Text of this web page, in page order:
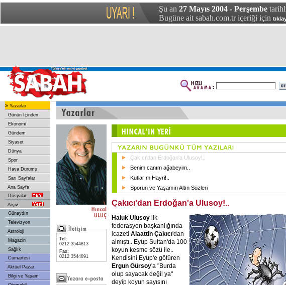
Şu an 27 Mayıs 2004 - Perşembe
Bugüne ait sabah.com.tr içeriği için
» Yazarlar
Günün İçinden
Ekonomi
Gündem
Siyaset
Dünya
Spor
Hava Durumu
Sarı Sayfalar
Ana Sayfa
Dosyalar
Arşiv
Günaydın
Televizyon
Astroloji
Magazin
Sağlık
Cumartesi
Aktüel Pazar
Bilgi ve Yaşam
Tel:
0212 3544813
Fax:
0212 3544891
Çakıcı'dan Erdoğan'a Ulusoy!..
Benim canım ağabeyim..
Kutlarım Hayri!..
Sporun ve Yaşamın Altın Sözleri
Çakıcı'dan Erdoğan'a Ulusoy!..
Haluk Ulusoy ilk
federasyon başkanlığında
icazeti Alaattin Çakıcı'dan
almıştı.. Eyüp Sultan'da 100
koyun kesme sözü ile..
Kendisini Eyüp'e götüren
Ergun Gürsoy'a "Burda
olup sayacak değil ya"
deyip koyun sayısını